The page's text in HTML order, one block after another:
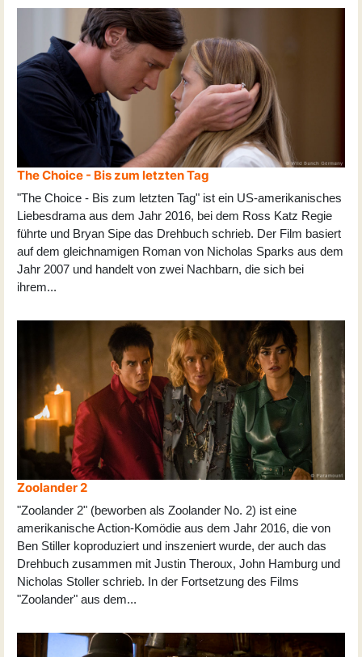
The Choice - Bis zum letzten Tag
"The Choice - Bis zum letzten Tag" ist ein US-amerikanisches
Liebesdrama aus dem Jahr 2016, bei dem Ross Katz Regie
führte und Bryan Sipe das Drehbuch schrieb. Der Film basiert
auf dem gleichnamigen Roman von Nicholas Sparks aus dem
Jahr 2007 und handelt von zwei Nachbarn, die sich bei
ihrem...
Zoolander 2
"Zoolander 2" (beworben als Zoolander No. 2) ist eine
amerikanische Action-Komödie aus dem Jahr 2016, die von
Ben Stiller koproduziert und inszeniert wurde, der auch das
Drehbuch zusammen mit Justin Theroux, John Hamburg und
Nicholas Stoller schrieb. In der Fortsetzung des Films
"Zoolander" aus dem...